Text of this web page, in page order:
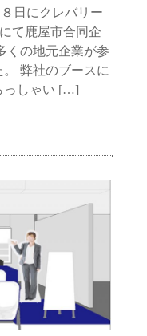
日にクレバリー
て鹿屋市合同企
くの地元企業が参
弊社のブースに
っしゃい […]